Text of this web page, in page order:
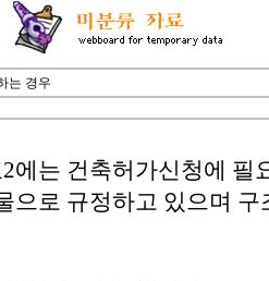
는 경우
에는 건축허가신청에 필
으로 규정하고 있으며